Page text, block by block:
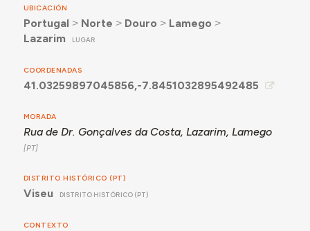
UBICACIÓN
Portugal ˃ Norte ˃ Douro ˃ Lamego ˃
Lazarim
LUGAR
COORDENADAS
41.03259897045856,-7.8451032895492485
MORADA
Rua de Dr. Gonçalves da Costa, Lazarim, Lamego
DISTRITO HISTÓRICO (PT)
Viseu DISTRITO HISTÓRICO (PT)
CONTEXTO